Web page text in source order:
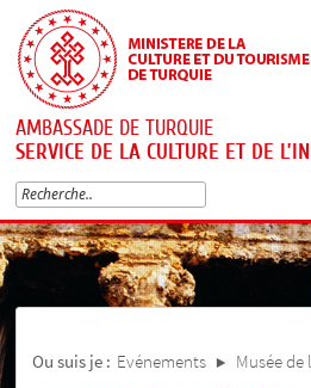
AMBASSADE DE TURQUIE
SERVICE DE LA CULTURE ET DE
Ou suis je : Evénements Musée de